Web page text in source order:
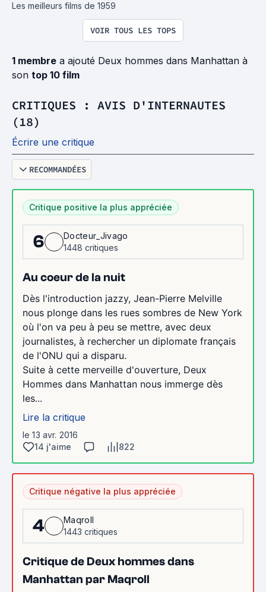
Les meilleurs films de 1959
VOIR TOUS LES TOPS
1 membre a ajouté Deux hommes dans Manhattan à
son top 10 film
CRITIQUES : AVIS D'INTERNAUTES
(18)
Écrire une critique
RECOMMANDÉES
Critique positive la plus appréciée
6
Docteur_Jivago
1448 critiques
Au coeur de la nuit
Dès l'introduction jazzy, Jean-Pierre Melville
nous plonge dans les rues sombres de New York
où l'on va peu à peu se mettre, avec deux
journalistes, à rechercher un diplomate français
de l'ONU qui a disparu.
Suite à cette merveille d'ouverture, Deux
Hommes dans Manhattan nous immerge dès
les...
Lire la critique
le 13 avr. 2016
14 j'aime
822
Critique négative la plus appréciée
4
Maqroll
1443 critiques
Critique de Deux hommes dans
Manhattan par Maqroll